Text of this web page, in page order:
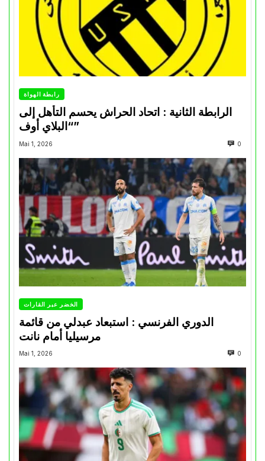
رابطة الهواة
الرابطة الثانية : اتحاد الحراش يحسم التأهل إلى
“البلاي أوف”
Mai 1, 2026 0
الخضر عبر القارات
الدوري الفرنسي : استبعاد عبدلي من قائمة
مرسيليا أمام نانت
Mai 1, 2026 0